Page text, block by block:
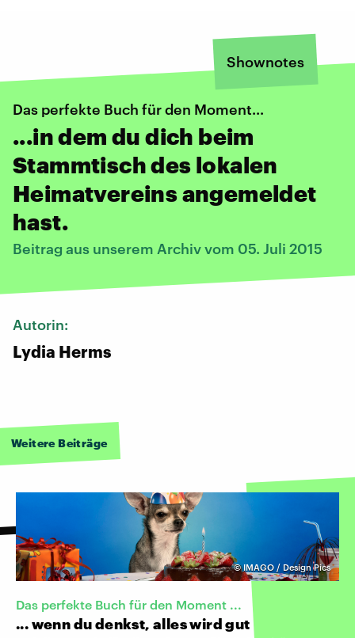
Shownotes
Das perfekte Buch für den Moment...
...in dem du dich beim
Stammtisch des lokalen
Heimatvereins angemeldet
hast.
Beitrag aus unserem Archiv vom 05. Juli 2015
Autorin:
Lydia Herms
Weitere Beiträge
©IMAGO / Design Pics
Das perfekte Buch für den Moment ...
... wenn du denkst, alles wird gut